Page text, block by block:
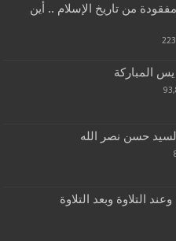
183 سنة مفقودة من تاريخ الإسلام .. أين
المباركة
حسن نصر الله
التلاوة وبعد التلاوة